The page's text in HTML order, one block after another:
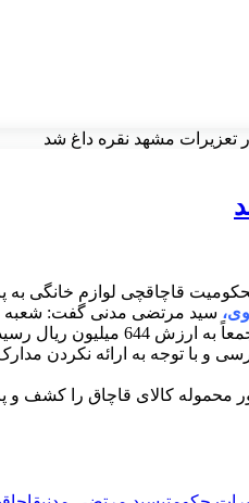
تعزیرات مشهد نقره داغ شد
به پرداخت 6 میلیارد 440 میلیون ریال جزای
سید مرتضی مدنی گفت: شعبه
محموله کالای قاچاق را کشف و